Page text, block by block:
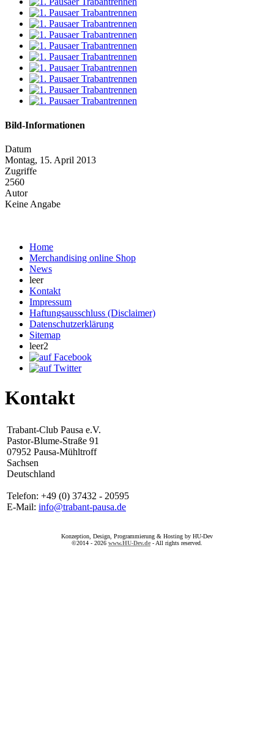
Bild-Informationen
Datum
Montag, 15. April 2013
Zugriffe
2560
Autor
Keine Angabe
Home
Merchandising online Shop
News
leer
Kontakt
Impressum
Haftungsausschluss (Disclaimer)
Datenschutzerklärung
Sitemap
leer2
Kontakt
Trabant-Club Pausa e.V.
Pastor-Blume-Straße 91
07952 Pausa-Mühltroff
Sachsen
Deutschland
Telefon: +49 (0) 37432 - 20595
E-Mail: info@trabant-pausa.de
Konzeption, Design, Programmierung & Hosting by HU-Dev
©2014 - 2026 www.HU-Dev.de - All rights reserved.